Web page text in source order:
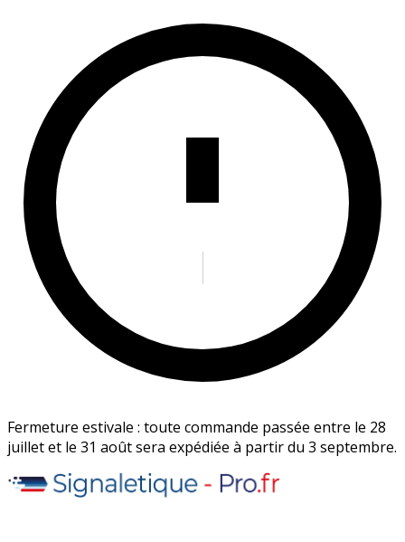
Fermeture estivale : toute commande passée entre le 28
juillet et le 31 août sera expédiée à partir du 3 septembre.